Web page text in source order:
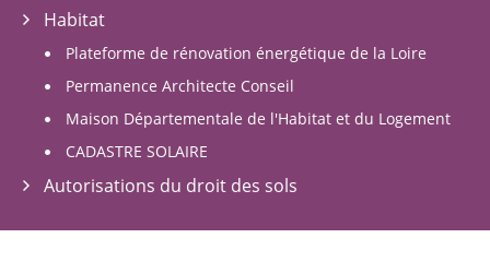
Habitat
Plateforme de rénovation énergétique de la Loire
Permanence Architecte Conseil
Maison Départementale de l'Habitat et du Logement
CADASTRE SOLAIRE
Autorisations du droit des sols